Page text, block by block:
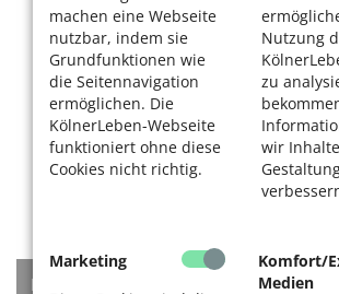
machen eine Webseite
nutzbar, indem sie
Grundfunktionen wie
die Seitennavigation
ermöglichen. Die
KölnerLeben-Webseite
funktioniert ohne diese
Cookies nicht richtig.
Nutzung
zu
wir
Marketing
Komfort/
Medien
KATEGORIEN